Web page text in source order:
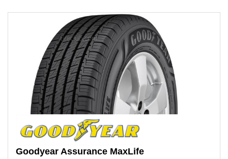
Goodyear Assurance MaxLife